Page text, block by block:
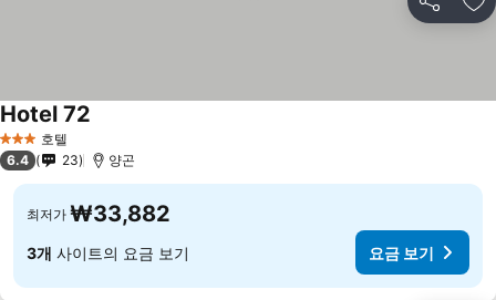
공유 즐
3 성급 호텔
Hotel 72
6.4 23 양곤
최저가 ₩33,882
3개 사이트의 요금 보기 요금 보기